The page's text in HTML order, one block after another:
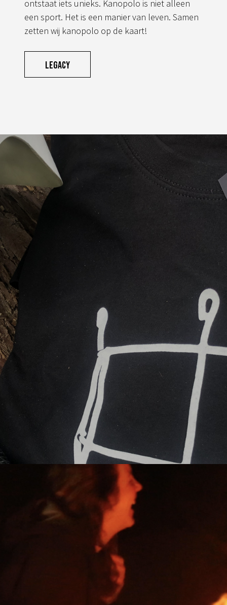
ontstaat iets unieks. Kanopolo is niet alleen
een sport. Het is een manier van leven. Samen
zetten wij kanopolo op de kaart!
Legacy